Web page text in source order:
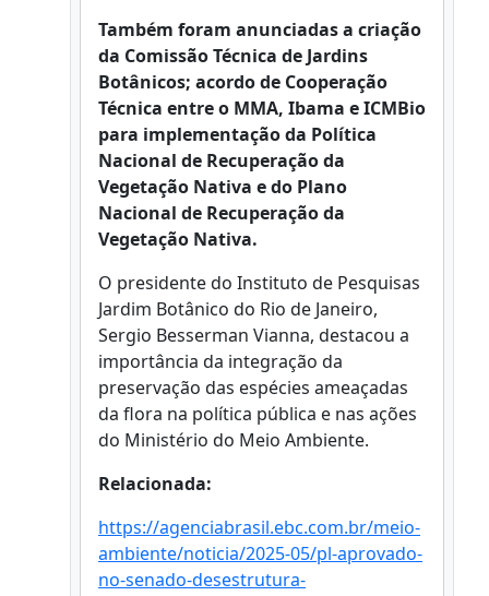
Também foram anunciadas a criação
da Comissão Técnica de Jardins
Botânicos; acordo de Cooperação
Técnica entre o MMA, Ibama e ICMBio
para implementação da Política
Nacional de Recuperação da
Vegetação Nativa e do Plano
Nacional de Recuperação da
Vegetação Nativa.
O presidente do Instituto de Pesquisas
Jardim Botânico do Rio de Janeiro,
Sergio Besserman Vianna, destacou a
importância da integração da
preservação das espécies ameaçadas
da flora na política pública e nas ações
do Ministério do Meio Ambiente.
Relacionada:
https://agenciabrasil.ebc.com.br/meio-
ambiente/noticia/2025-05/pl-aprovado-
no-senado-desestrutura-